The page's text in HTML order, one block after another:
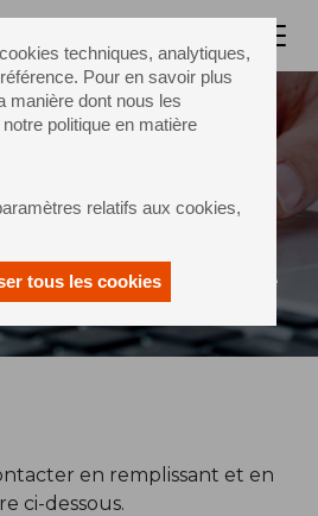
techniques, analytiques,
Pour en savoir plus
manière dont nous les
politique en matière
relatifs aux cookies,
tous les cookies
un message à Sidel à l'aide
en remplissant et en
ci-dessous.